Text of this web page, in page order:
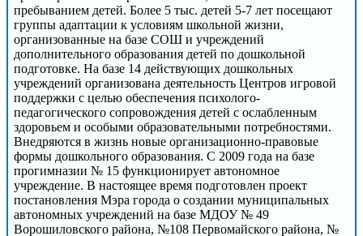
пребыванием детей. Более 5 тыс. детей 5-7 лет посещают
группы адаптации к условиям школьной жизни,
организованные на базе СОШ и учреждений
дополнительного образования детей по дошкольной
подготовке. На базе 14 действующих дошкольных
учреждений организована деятельность Центров игровой
поддержки с целью обеспечения психолого-
педагогического сопровождения детей с ослабленным
здоровьем и особыми образовательными потребностями.
Внедряются в жизнь новые организационно-правовые
формы дошкольного образования. С 2009 года на базе
прогимназии № 15 функционирует автономное
учреждение. В настоящее время подготовлен проект
постановления Мэра города о создании муниципальных
автономных учреждений на базе МДОУ № 49
Ворошиловского района, №108 Первомайского района, №